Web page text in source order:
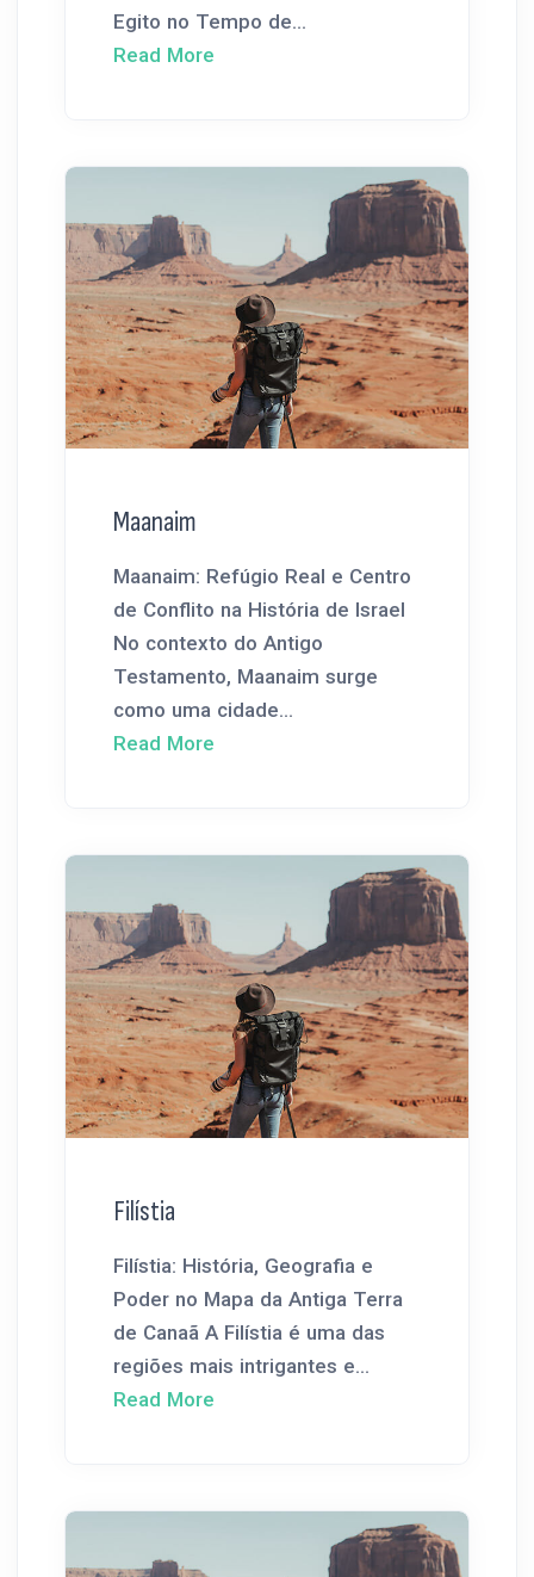
Egito no Tempo de...
Read More
Maanaim
Maanaim: Refúgio Real e Centro
de Conflito na História de Israel
No contexto do Antigo
Testamento, Maanaim surge
como uma cidade...
Read More
Filístia
Filístia: História, Geografia e
Poder no Mapa da Antiga Terra
de Canaã A Filístia é uma das
regiões mais intrigantes e...
Read More